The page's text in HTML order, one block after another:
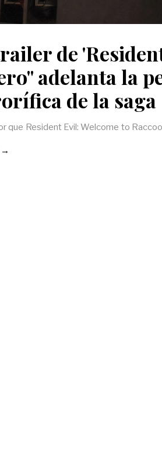
de
adelanta la
de la saga
que Resident Evil: Welcome to
→